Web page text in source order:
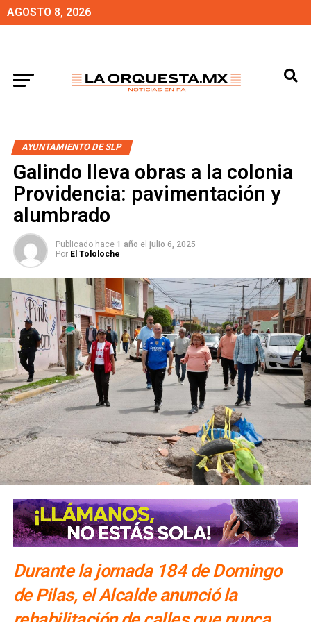
AGOSTO 8, 2026
AYUNTAMIENTO DE SLP
Galindo lleva obras a la colonia
Providencia: pavimentación y
alumbrado
Publicado hace 1 año el julio 6, 2025
Por El Tololoche
Durante la jornada 184 de Domingo
de Pilas, el Alcalde anunció la